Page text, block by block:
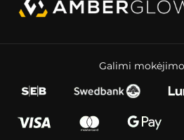
Galimi